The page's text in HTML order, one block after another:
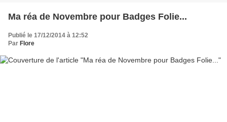
Ma réa de Novembre pour Badges Folie...
Publié le 17/12/2014 à 12:52
Par Flore